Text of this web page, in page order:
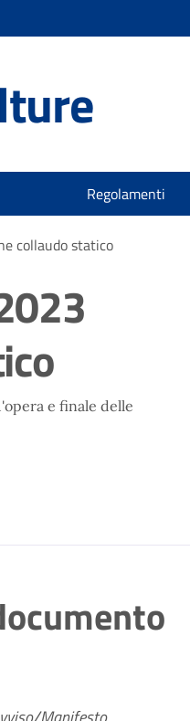
Regolamenti
collaudo statico
e finale delle